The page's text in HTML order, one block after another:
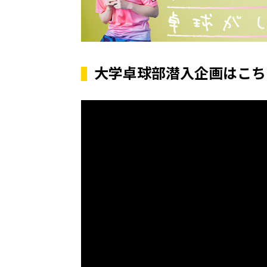
大学卓球部潜入企画はこ